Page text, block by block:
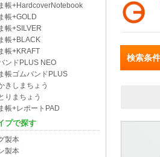
検索条
帳+HardcoverNotebook
帳+GOLD
帳+SILVER
帳+BLACK
帳+KRAFT
ンドPLUS NEO
帳ゴムバンドPLUS
きしまちょう
りまちょう
帳+レポートPAD
プで探す
製本
製本